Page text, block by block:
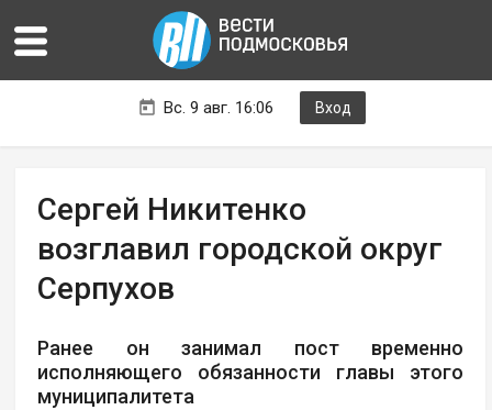
Вс. 9 авг. 16:06 Вход
Сергей Никитенко
возглавил городской округ
Серпухов
Ранее он занимал пост временно
исполняющего обязанности главы этого
муниципалитета